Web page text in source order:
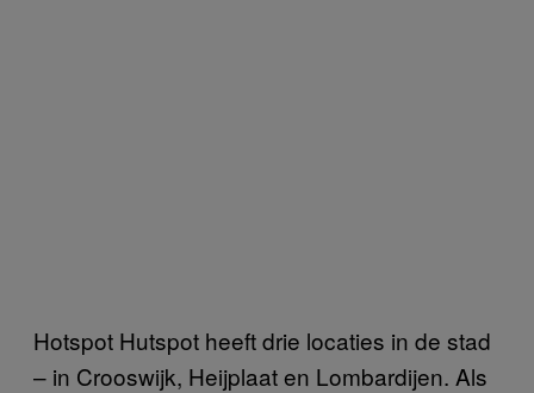
Hotspot Hutspot heeft drie locaties in de stad
– in Crooswijk, Heijplaat en Lombardijen. Als